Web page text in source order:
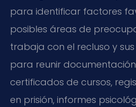
para identificar factores
posibles áreas de
trabaja con el recluso y
para reunir
certificados de cursos,
en prisión, informes